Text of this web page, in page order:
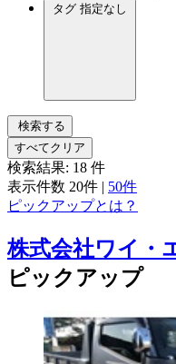
タグ 指定なし
検索する
すべてクリア
検索結果: 18 件
表示件数 20件 | 50件
ピックアップとは？
株式会社ワイ・
ピックアップ